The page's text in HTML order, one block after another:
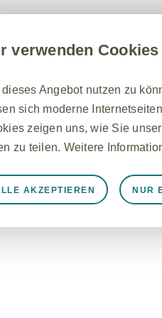
Fachkreise in Deutschland
verwenden Cookies
dieses Angebot nutzen zu
sich moderne
zeigen uns, wie Sie
zu teilen. Weitere
Immer aktiv Nur unbedingt
damit die Website
NUR
AKZEPTIEREN